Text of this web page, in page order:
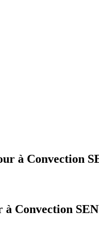
à Convection
à Convection